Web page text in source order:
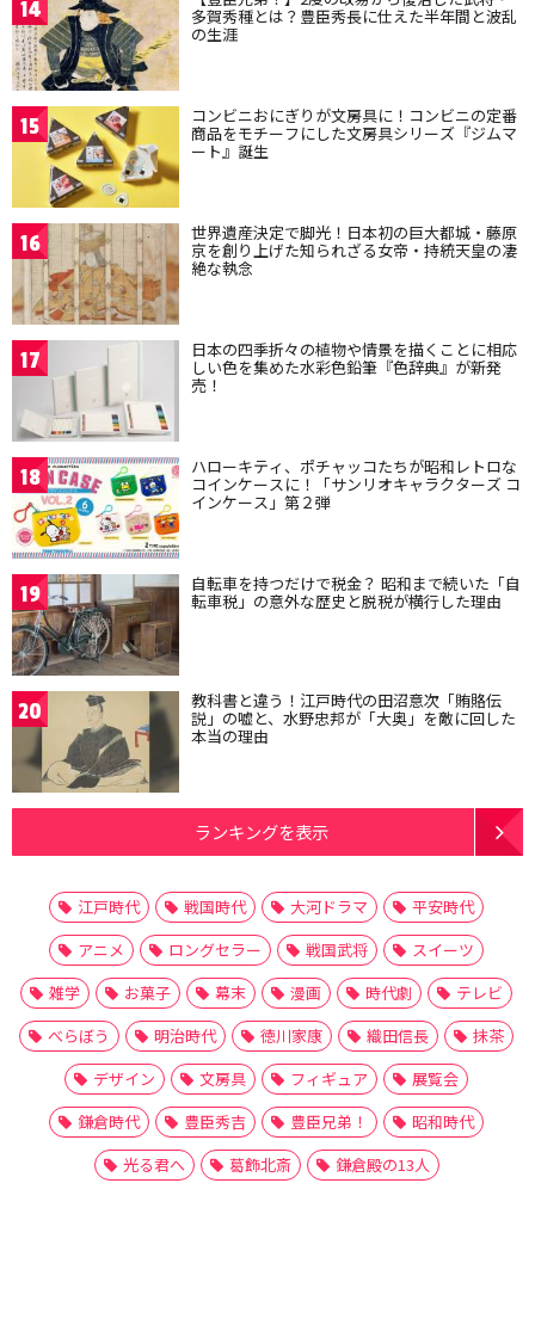
14 多賀秀種とは？豊臣秀長に仕えた半年間と波乱
の生涯
15 コンビニおにぎりが文房具に！コンビニの定番
商品をモチーフにした文房具シリーズ『ジムマ
ート』誕生
16 世界遺産決定で脚光！日本初の巨大都城・藤原
京を創り上げた知られざる女帝・持統天皇の凄
絶な執念
17 日本の四季折々の植物や情景を描くことに相応
しい色を集めた水彩色鉛筆『色辞典』が新発
売！
18 ハローキティ、ポチャッコたちが昭和レトロな
コインケースに！「サンリオキャラクターズ コ
インケース」第２弾
19 自転車を持つだけで税金？ 昭和まで続いた「自
転車税」の意外な歴史と脱税が横行した理由
20 教科書と違う！江戸時代の田沼意次「賄賂伝
説」の嘘と、水野忠邦が「大奥」を敵に回した
本当の理由
ランキングを表示
江戸時代 戦国時代 大河ドラマ
平安時代
アニメ
ロングセラー 戦国武将
スイーツ
雑学
お菓子 幕末 漫画 時代劇
テレビ
べらぼう
明治時代 徳川家康 織田信長
抹茶
デザイン
文房具 フィギュア
展覧会
鎌倉時代
豊臣秀吉 豊臣兄弟！
昭和時代
光る君へ
葛飾北斎 鎌倉殿の13人